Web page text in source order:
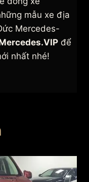
mẫu xe địa
Mercedes-
để
nhất nhé!